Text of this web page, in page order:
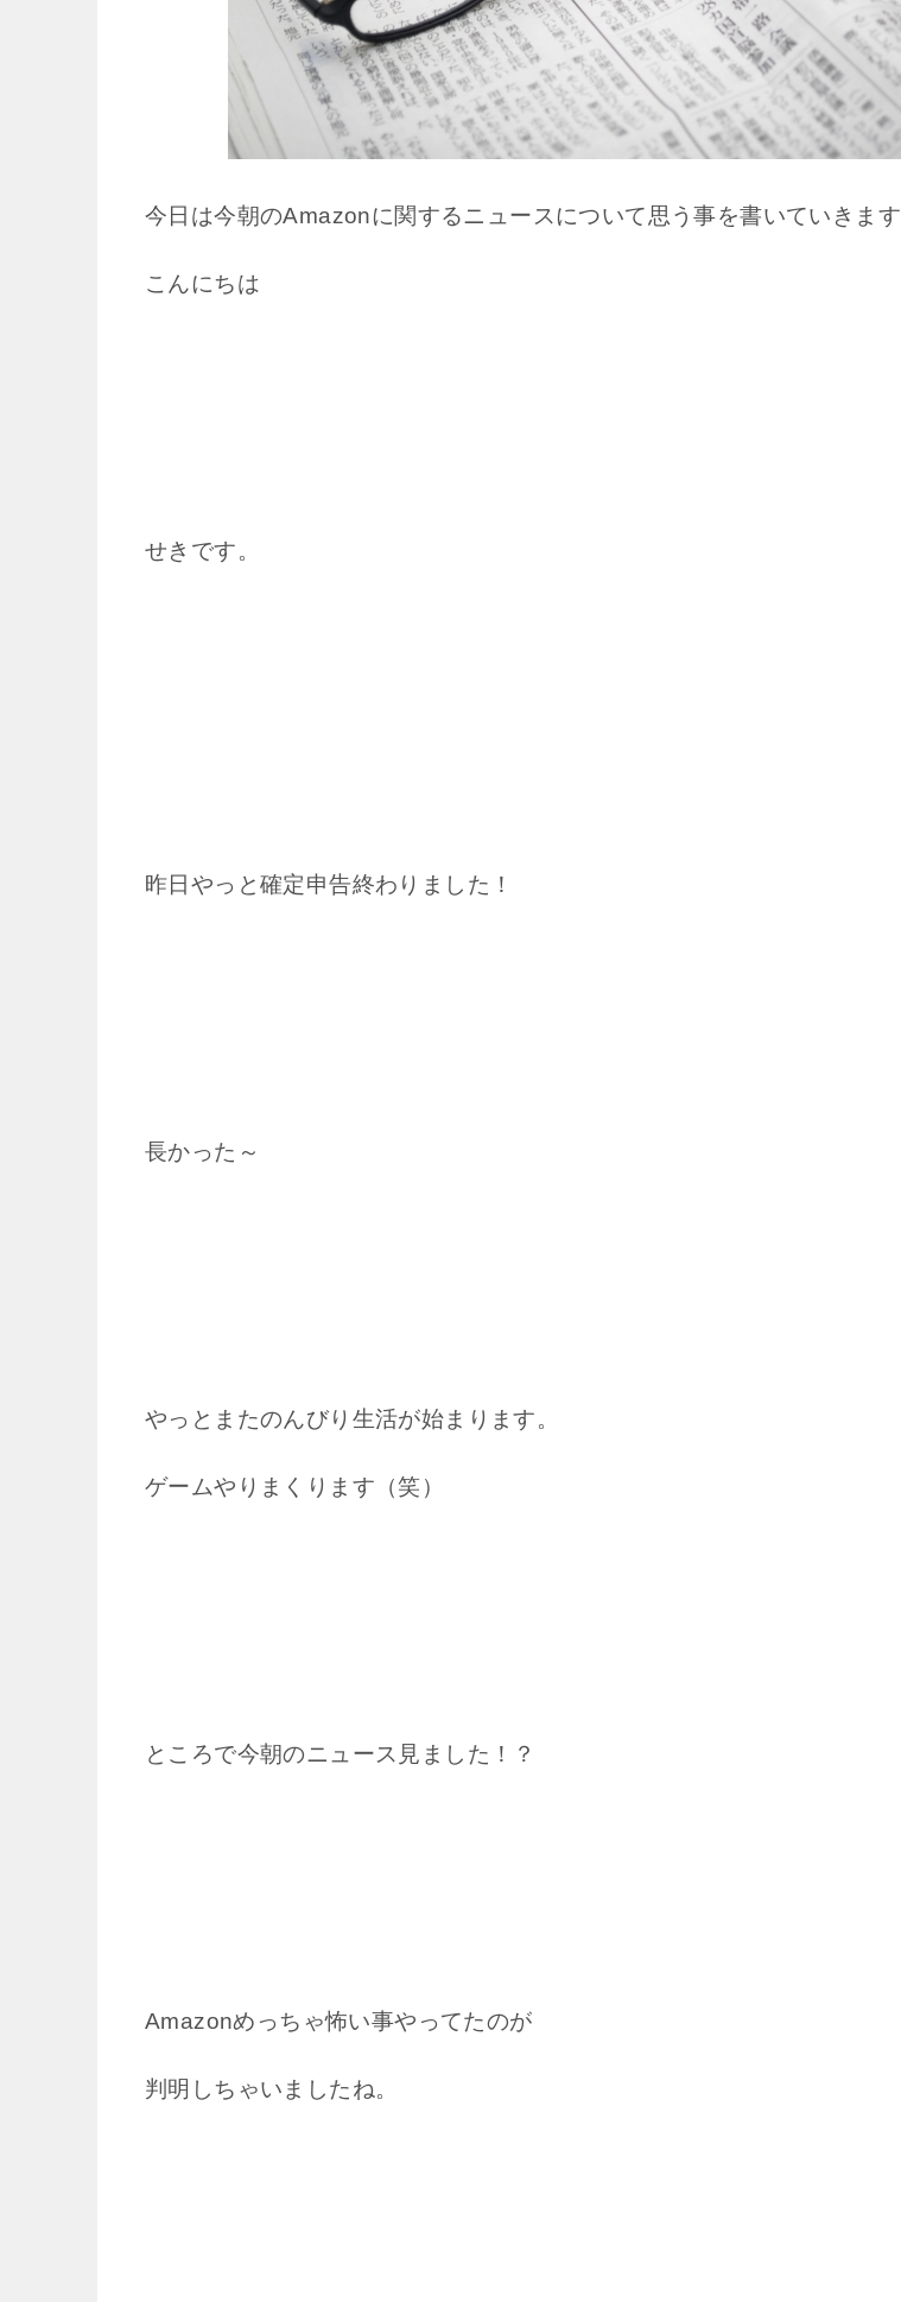
今日は今朝のAmazonに関するニュースについて思う事を書いていきます
こんにちは
せきです。
昨日やっと確定申告終わりました！
長かった～
やっとまたのんびり生活が始まります。
ゲームやりまくります（笑）
ところで今朝のニュース見ました！？
Amazonめっちゃ怖い事やってたのが
判明しちゃいましたね。